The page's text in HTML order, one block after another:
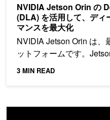
NVIDIA Jetson Orin の
(DLA) を活用して、ディ
マンスを最大化
NVIDIA Jetson Orin は、
ットフォームです。
3 MIN READ
NVIDIA Jetson で エッジに